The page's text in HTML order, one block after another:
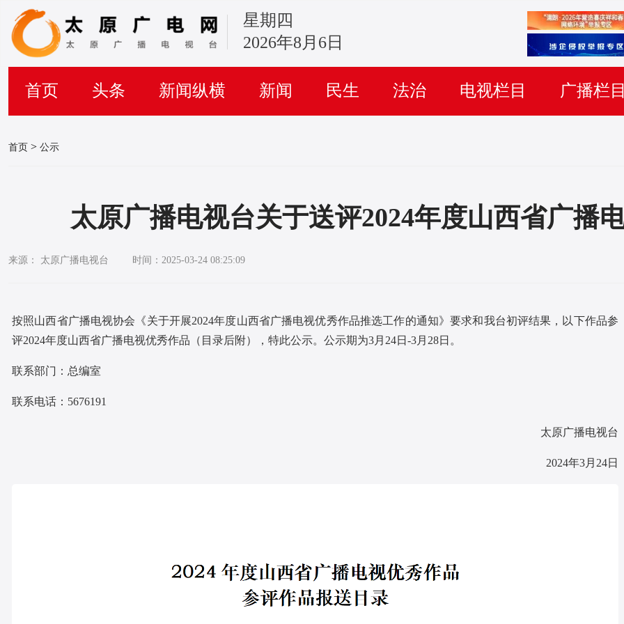
星期四
2026年8月6日
首页 头条 新闻纵横 新闻 民生 法治 电视栏目 广播栏
首页 > 公示
太原广播电视台关于送评2024年度山西省广播
来源： 太原广播电视台 时间：2025-03-24 08:25:09
按照山西省广播电视协会《关于开展2024年度山西省广播电视优秀作品推选工作的通知》要求和我台初评结果，以下作品参
评2024年度山西省广播电视优秀作品（目录后附），特此公示。公示期为3月24日-3月28日。
联系部门：总编室
联系电话：5676191
太原广播电视台
2024年3月24日